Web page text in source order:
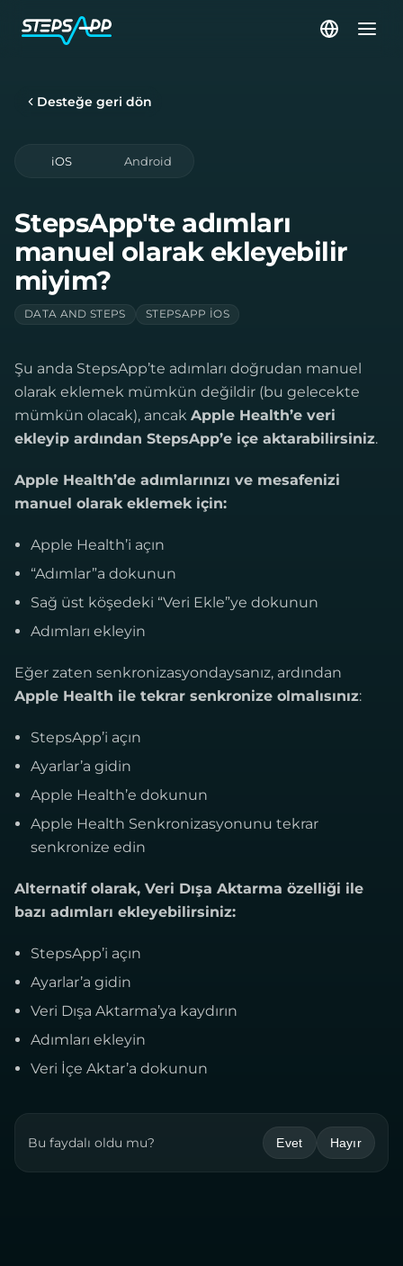
Desteğe geri dön
iOS Android
StepsApp'te adımları
manuel olarak ekleyebilir
miyim?
DATA AND STEPS STEPSAPP IOS
Şu anda StepsApp’te adımları doğrudan manuel
olarak eklemek mümkün değildir (bu gelecekte
mümkün olacak), ancak Apple Health’e veri
ekleyip ardından StepsApp’e içe aktarabilirsiniz.
Apple Health’de adımlarınızı ve mesafenizi
manuel olarak eklemek için:
Apple Health’i açın
“Adımlar”a dokunun
Sağ üst köşedeki “Veri Ekle”ye dokunun
Adımları ekleyin
Eğer zaten senkronizasyondaysanız, ardından
Apple Health ile tekrar senkronize olmalısınız:
StepsApp’i açın
Ayarlar’a gidin
Apple Health’e dokunun
Apple Health Senkronizasyonunu tekrar
senkronize edin
Alternatif olarak, Veri Dışa Aktarma özelliği ile
bazı adımları ekleyebilirsiniz:
StepsApp’i açın
Ayarlar’a gidin
Veri Dışa Aktarma’ya kaydırın
Adımları ekleyin
Veri İçe Aktar’a dokunun
Bu faydalı oldu mu? Evet Hayır